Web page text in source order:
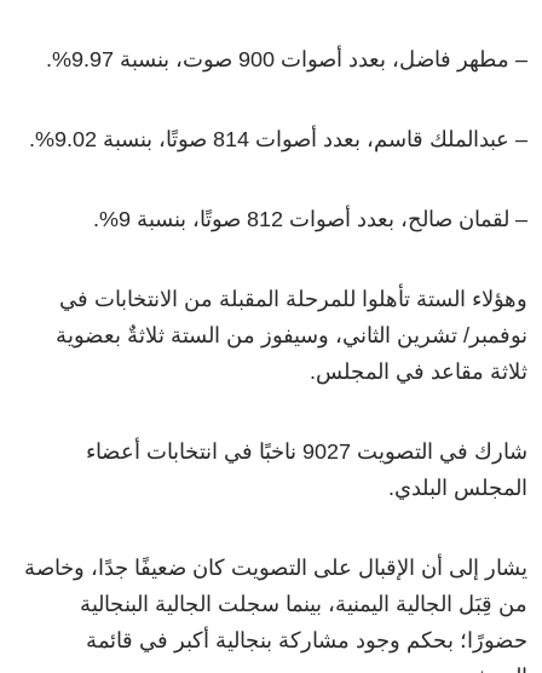
– مطهر فاضل، بعدد أصوات 900 صوت، بنسبة 9.97%.
– عبدالملك قاسم، بعدد أصوات 814 صوتًا، بنسبة 9.02%.
– لقمان صالح، بعدد أصوات 812 صوتًا، بنسبة 9%.
وهؤلاء الستة تأهلوا للمرحلة المقبلة من الانتخابات في
نوفمبر/ تشرين الثاني، وسيفوز من الستة ثلاثةٌ بعضوية
ثلاثة مقاعد في المجلس.
شارك في التصويت 9027 ناخبًا في انتخابات أعضاء
المجلس البلدي.
يشار إلى أن الإقبال على التصويت كان ضعيفًا جدًا، وخاصة
من قِبَل الجالية اليمنية، بينما سجلت الجالية البنجالية
حضورًا؛ بحكم وجود مشاركة بنجالية أكبر في قائمة